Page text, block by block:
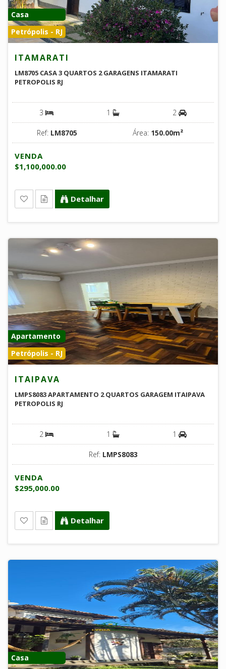
Casa
Petrópolis - RJ
ITAMARATI
LM8705 CASA 3 QUARTOS 2 GARAGENS ITAMARATI
PETROPOLIS RJ
3 1 2
Ref: LM8705 Área: 150.00m²
VENDA
$1,100,000.00
Detalhar
Apartamento
Petrópolis - RJ
ITAIPAVA
LMPS8083 APARTAMENTO 2 QUARTOS GARAGEM ITAIPAVA
PETROPOLIS RJ
2 1 1
Ref: LMPS8083
VENDA
$295,000.00
Detalhar
Casa